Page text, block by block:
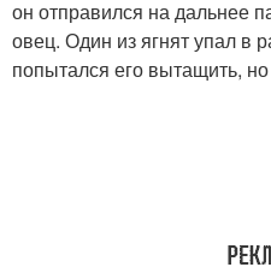
он отправился на дальнее
овец. Один из ягнят упал в
попытался его вытащить,